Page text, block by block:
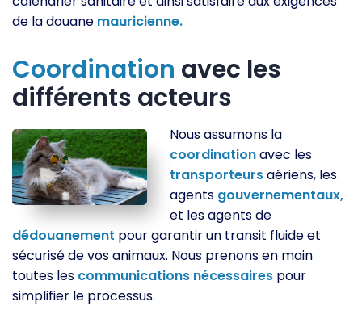
de la douane mauricienne.
Coordination avec les
différents acteurs
Nous assumons la
coordinationavec les
transporteursaériens, les
agents gouvernementaux,
et les agents de
dédouanement pour garantir un transit fluide et
sécurisé de vos animaux. Nous prenons en main
toutes les communications nécessaires pour
simplifier le processus.